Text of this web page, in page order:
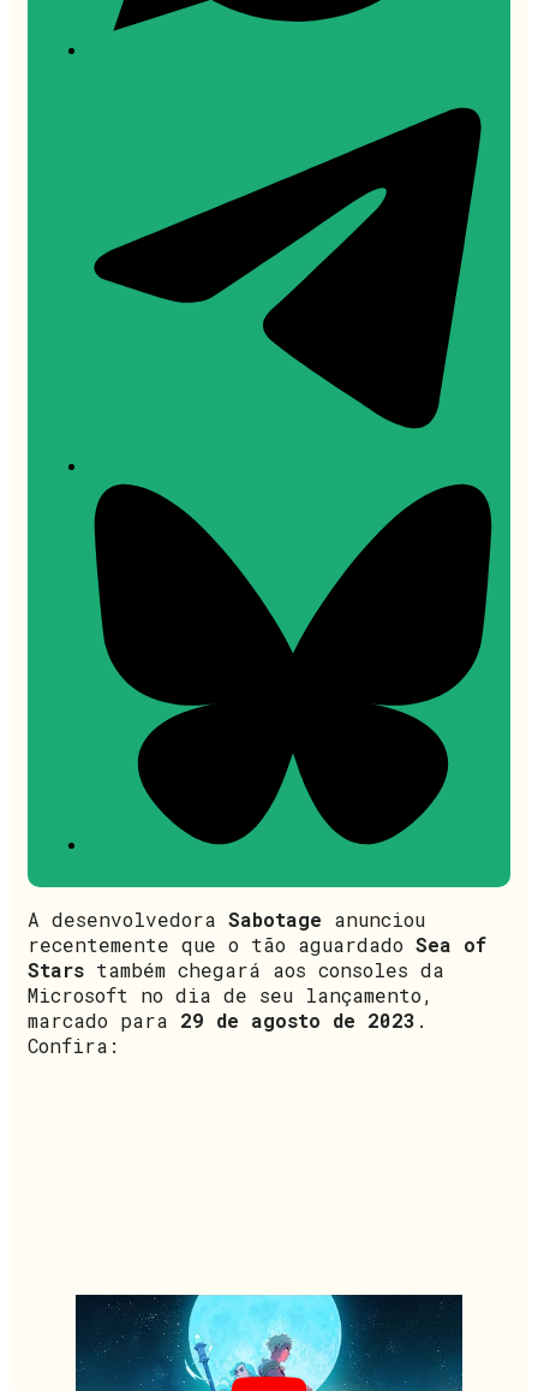
A desenvolvedora Sabotage anunciou
recentemente que o tão aguardado Sea of
Stars também chegará aos consoles da
Microsoft no dia de seu lançamento,
marcado para 29 de agosto de 2023 .
Confira: